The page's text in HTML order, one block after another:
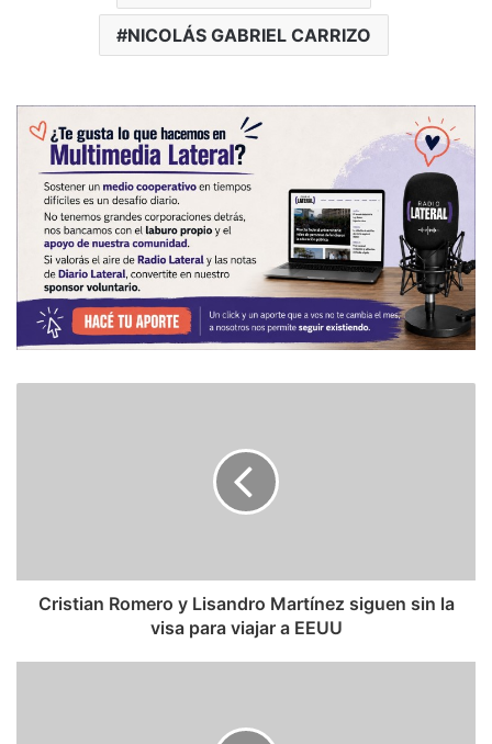
NICOLÁS GABRIEL CARRIZO
Cristian Romero y Lisandro Martínez siguen sin la
visa para viajar a EEUU